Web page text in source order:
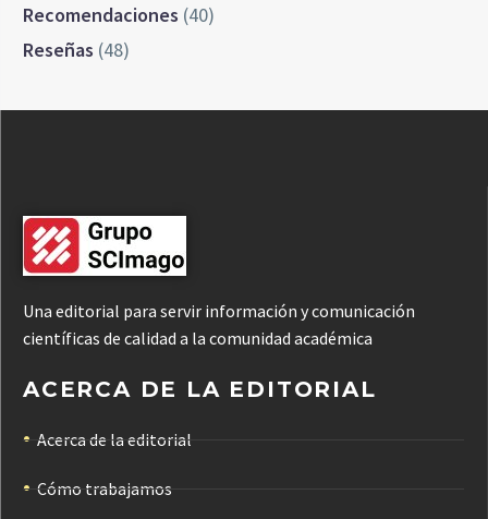
Recomendaciones (40)
Reseñas (48)
Una editorial para servir información y comunicación
científicas de calidad a la comunidad académica
ACERCA DE LA EDITORIAL
Acerca de la editorial
Cómo trabajamos